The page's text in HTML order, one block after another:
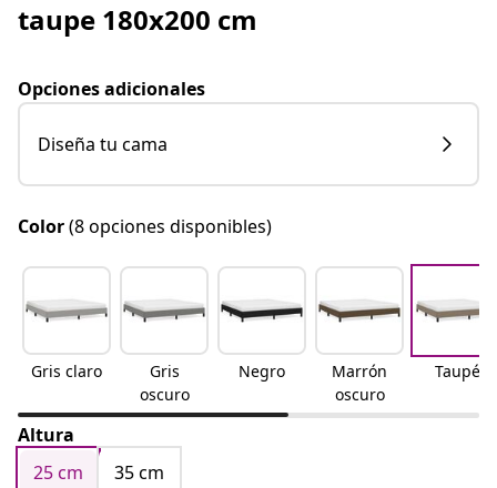
taupe 180x200 cm
Opciones adicionales
Diseña tu cama
Color(8 opciones disponibles)
Gris claro
Gris
oscuro
Negro
Marrón
oscuro
Taupé
Altura
25 cm
35 cm